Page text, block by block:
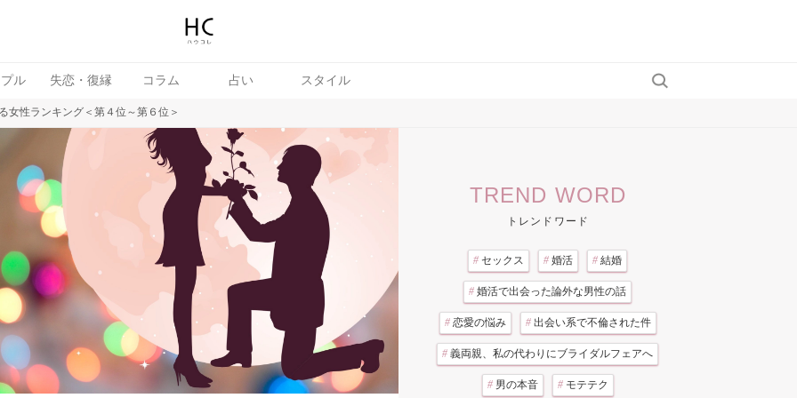
ル 失恋・復縁 コラム 占い スタイル
女性ランキング＜第４位～第６位＞
TREND WORD
トレンドワード
# セックス # 婚活 # 結婚
# 婚活で出会った論外な男性の話
# 恋愛の悩み # 出会い系で不倫された件
# 義両親、私の代わりにブライダルフェアへ
# 男の本音 # モテテク